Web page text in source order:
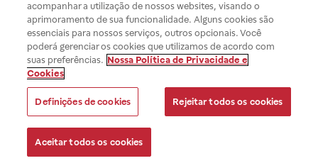
acompanhar a utilização de nossos websites, visando o
aprimoramento de sua funcionalidade. Alguns cookies são
essenciais para nossos serviços, outros opcionais. Você
poderá gerenciar os cookies que utilizamos de acordo com
suas preferências. Nossa Política de Privacidade e
Cookies
Definições de cookies Rejeitar todos os cookies
Aceitar todos os cookies